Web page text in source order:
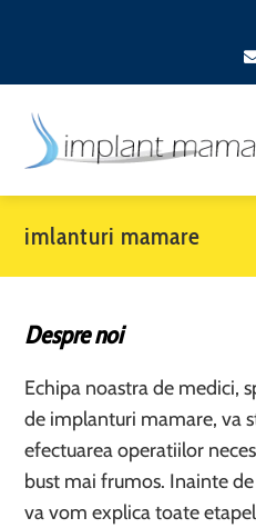
imlanturi mamare
Despre noi
Echipa noastra de medici,
de implanturi mamare, va
efectuarea operatiilor
bust mai frumos. Inainte
va vom explica toate